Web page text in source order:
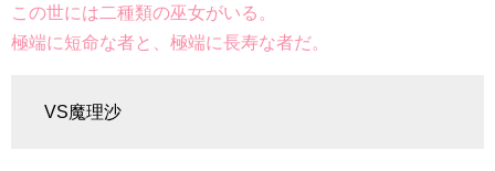
この世には二種類の巫女がいる。
極端に短命な者と、極端に長寿な者だ。
VS魔理沙